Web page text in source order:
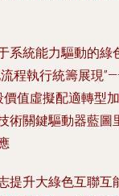
系統能力驅動的
程執行統籌展現
值虛擬配適轉型
術關鍵驅動器藍
提升大綠色互聯